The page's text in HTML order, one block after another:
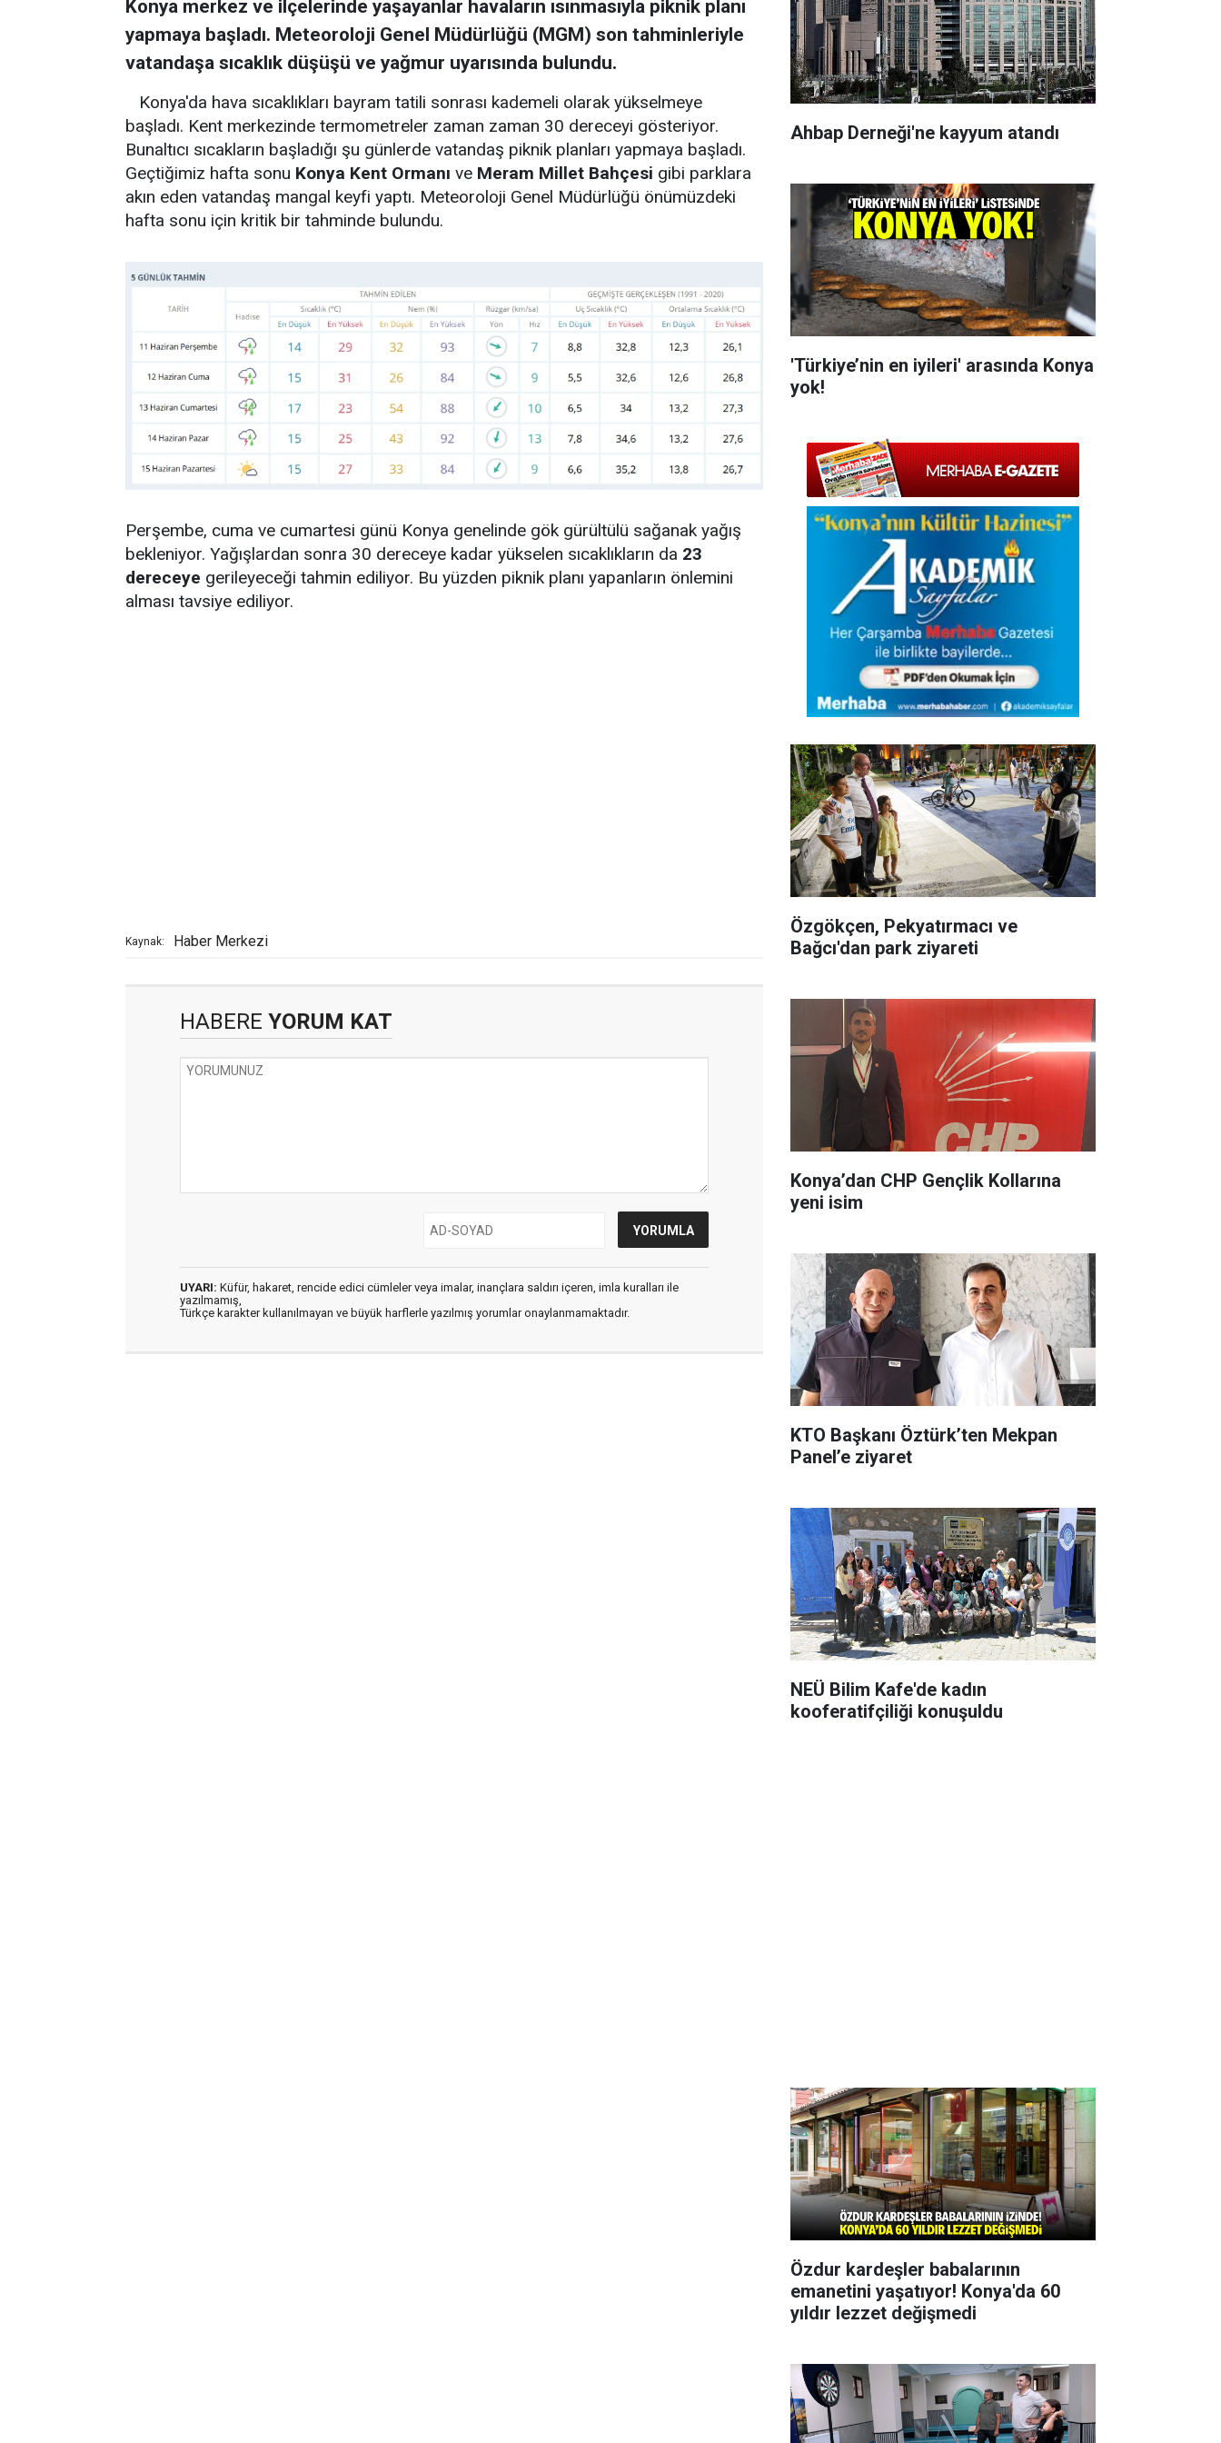
Konya merkez ve ilçelerinde yaşayanlar havaların ısınmasıyla piknik planı
yapmaya başladı. Meteoroloji Genel Müdürlüğü (MGM) son tahminleriyle
vatandaşa sıcaklık düşüşü ve yağmur uyarısında bulundu.
Konya'da hava sıcaklıkları bayram tatili sonrası kademeli olarak yükselmeye
başladı. Kent merkezinde termometreler zaman zaman 30 dereceyi gösteriyor.
Bunaltıcı sıcakların başladığı şu günlerde vatandaş piknik planları yapmaya başladı.
Geçtiğimiz hafta sonu Konya Kent Ormanı ve Meram Millet Bahçesi gibi parklara
akın eden vatandaş mangal keyfi yaptı. Meteoroloji Genel Müdürlüğü önümüzdeki
hafta sonu için kritik bir tahminde bulundu.
Perşembe, cuma ve cumartesi günü Konya genelinde gök gürültülü sağanak yağış
bekleniyor. Yağışlardan sonra 30 dereceye kadar yükselen sıcaklıkların da 23
dereceye gerileyeceği tahmin ediliyor. Bu yüzden piknik planı yapanların önlemini
alması tavsiye ediliyor.
Kaynak: Haber Merkezi
HABERE YORUM KAT
UYARI: Küfür, hakaret, rencide edici cümleler veya imalar, inançlara saldırı içeren, imla kuralları ile
yazılmamış,
Türkçe karakter kullanılmayan ve büyük harflerle yazılmış yorumlar onaylanmamaktadır.
Ahbap Derneği'ne kayyum atandı
'Türkiye’nin en iyileri' arasında Konya
yok!
Özgökçen, Pekyatırmacı ve
Bağcı'dan park ziyareti
Konya’dan CHP Gençlik Kollarına
yeni isim
KTO Başkanı Öztürk’ten Mekpan
Panel’e ziyaret
NEÜ Bilim Kafe'de kadın
kooferatifçiliği konuşuldu
Özdur kardeşler babalarının
emanetini yaşatıyor! Konya'da 60
yıldır lezzet değişmedi